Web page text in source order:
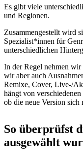
Es gibt viele
und Regionen.
Zusammengestellt wird
Spezialist*innen für
unterschiedlichen
In der Regel nehmen
wir aber auch
Remixe, Cover, Live-/
hängt von
ob die neue Version
So überprüfst
ausgewählt